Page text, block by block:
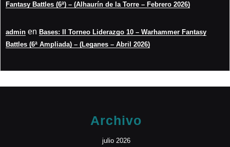
Fantasy Battles (6ª) – (Alhaurín de la Torre – Febrero 2026)
admin en Bases: II Torneo Liderazgo 10 – Warhammer Fantasy
Battles (6ª Ampliada) – (Leganes – Abril 2026)
Archivo
julio 2026